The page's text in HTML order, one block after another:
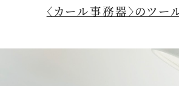
〈カール事務器〉のツー